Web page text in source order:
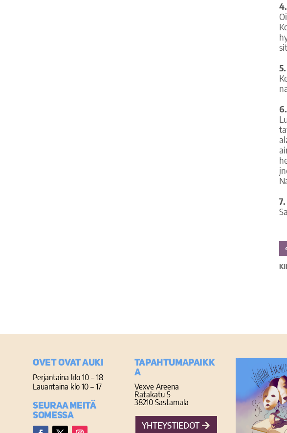
‹
Ovet ovat auki
Perjantaina klo 10 – 18
Lauantaina klo 10 – 17
Seuraa meitä
somessa
TAPAHTUMAPAIKK
A
Vexve Areena
Ratakatu 5
38210 Sastamala
YHTEYSTIEDOT